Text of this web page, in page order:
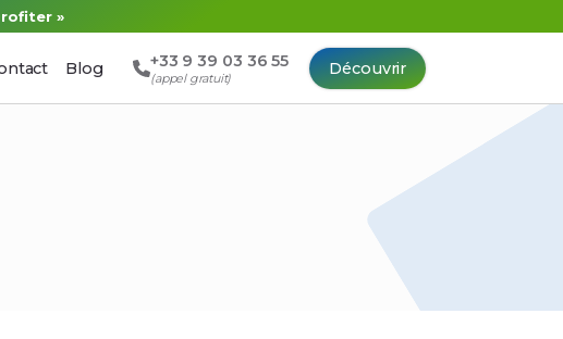
»
Blog +33 9 39 03 36 55
(appel gratuit)
Découvrir